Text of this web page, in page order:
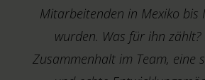
Mitarbeitenden in Mexiko bis
wurden. Was für ihn
Zusammenhalt im Team, eine